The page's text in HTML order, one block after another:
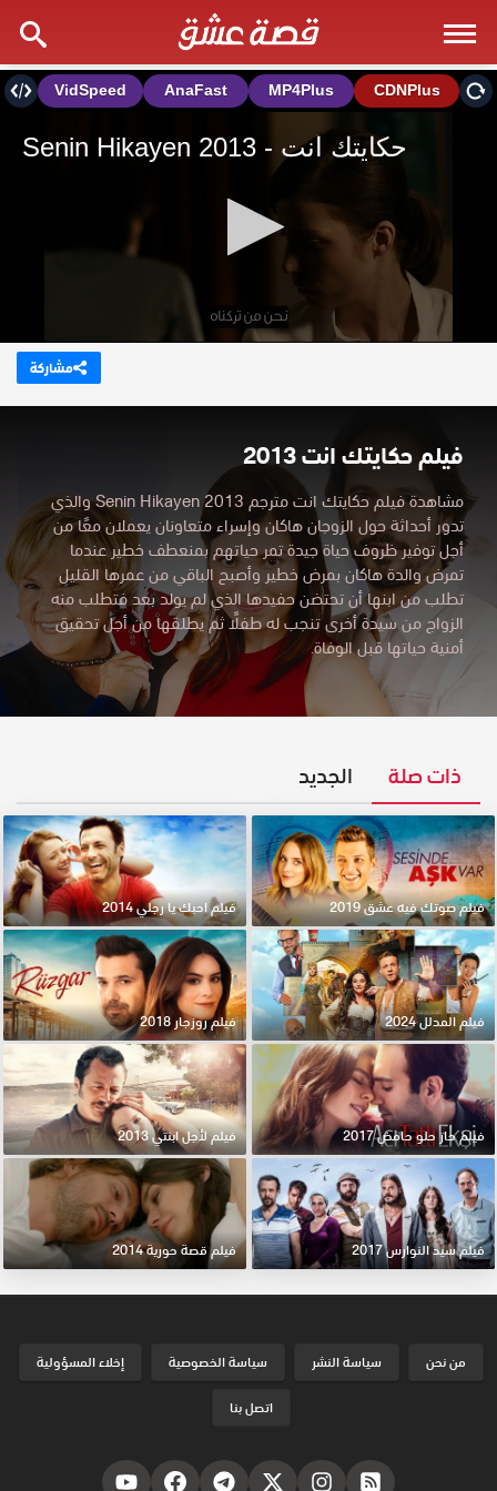
مشاركة
فيلم حكايتك انت 2013
مشاهدة فيلم حكايتك انت مترجم Senin Hikayen 2013 والذي
تدور أحداثة حول الزوجان هاكان وإسراء متعاونان يعملان معًا من
أجل توفير ظروف حياة جيدة تمر حياتهم بمنعطف خطير عندما
تمرض والدة هاكان بمرض خطير وأصبح الباقي من عمرها القليل
تطلب من ابنها أن تحتضن حفيدها الذي لم يولد بعد فتطلب منه
الزواج من سيدة أخرى تنجب له طفلًا ثم يطلقها من أجل تحقيق
أمنية حياتها قبل الوفاة.
ذات صلة الجديد
فيلم صوتك فيه عشق 2019 فيلم احبك يا رجلي 2014
فيلم المدلل 2024 فيلم روزجار 2018
فيلم حار حلو حامض 2017 فيلم لأجل ابنتي 2013
فيلم سيد النوارس 2017 فيلم قصة حورية 2014
من نحن سياسة النشر سياسة الخصوصية
إخلاء المسؤولية
اتصل بنا